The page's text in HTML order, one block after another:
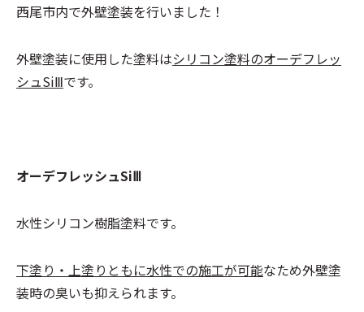
西尾市内で外壁塗装を行いました！
外壁塗装に使用した塗料はシリコン塗料のオーデフレッ
シュSiⅢです。
オーデフレッシュSiⅢ
水性シリコン樹脂塗料です。
下塗り・上塗りともに水性での施工が可能なため外壁塗
装時の臭いも抑えられます。